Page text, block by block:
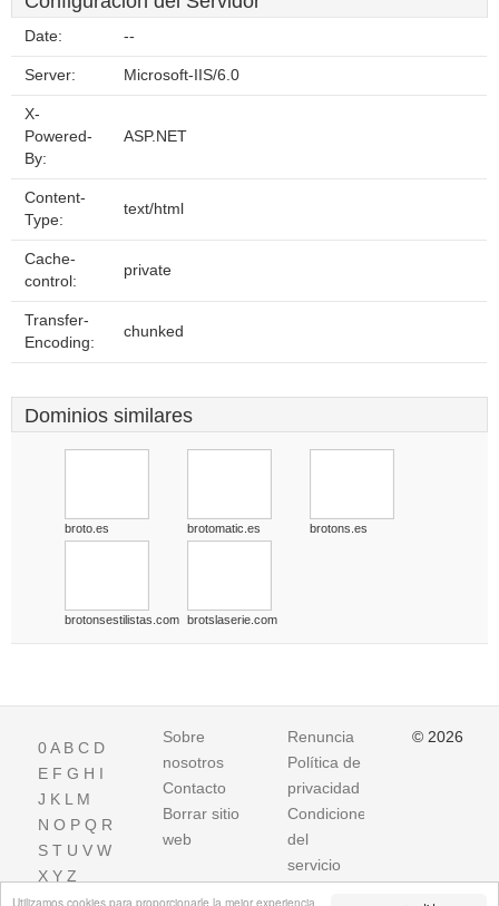
Utilizamos cookies para proporcionarle la mejor experiencia
Date: --
Server: Microsoft-IIS/6.0
X-
Powered-
By:
ASP.NET
Content-
Type:
text/html
Cache-
control:
private
Transfer-
Encoding:
chunked
Dominios similares
broto.es brotomatic.es brotons.es
brotonsestilistas.com brotslaserie.com
0A B C D
E F G H I
J K L M
N O P Q R
S T U V W
X Y Z
Sobre
nosotros
Contacto
Borrar sitio
web
Renuncia
Política de
privacidad
Condiciones
del
servicio
© 2026